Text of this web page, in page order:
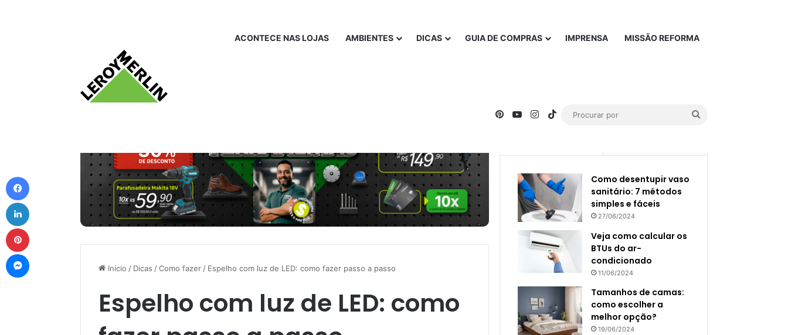
ACONTECE NAS LOJAS AMBIENTES DICAS GUIA DE COMPRAS IMPRENSA MISSÃO REFORMA
PinterestYouTubeInstagram
TikTok
Início / Dicas /Como fazer / Espelho com luz de LED: como fazer passo a passo
Espelho com luz de LED: como
Como desentupir vaso
sanitário: 7 métodos
simples e fáceis
27/06/2024
Veja como calcular os
BTUs do ar-
condicionado
11/06/2024
Tamanhos de camas:
como escolher a
melhor opção?
19/06/2024